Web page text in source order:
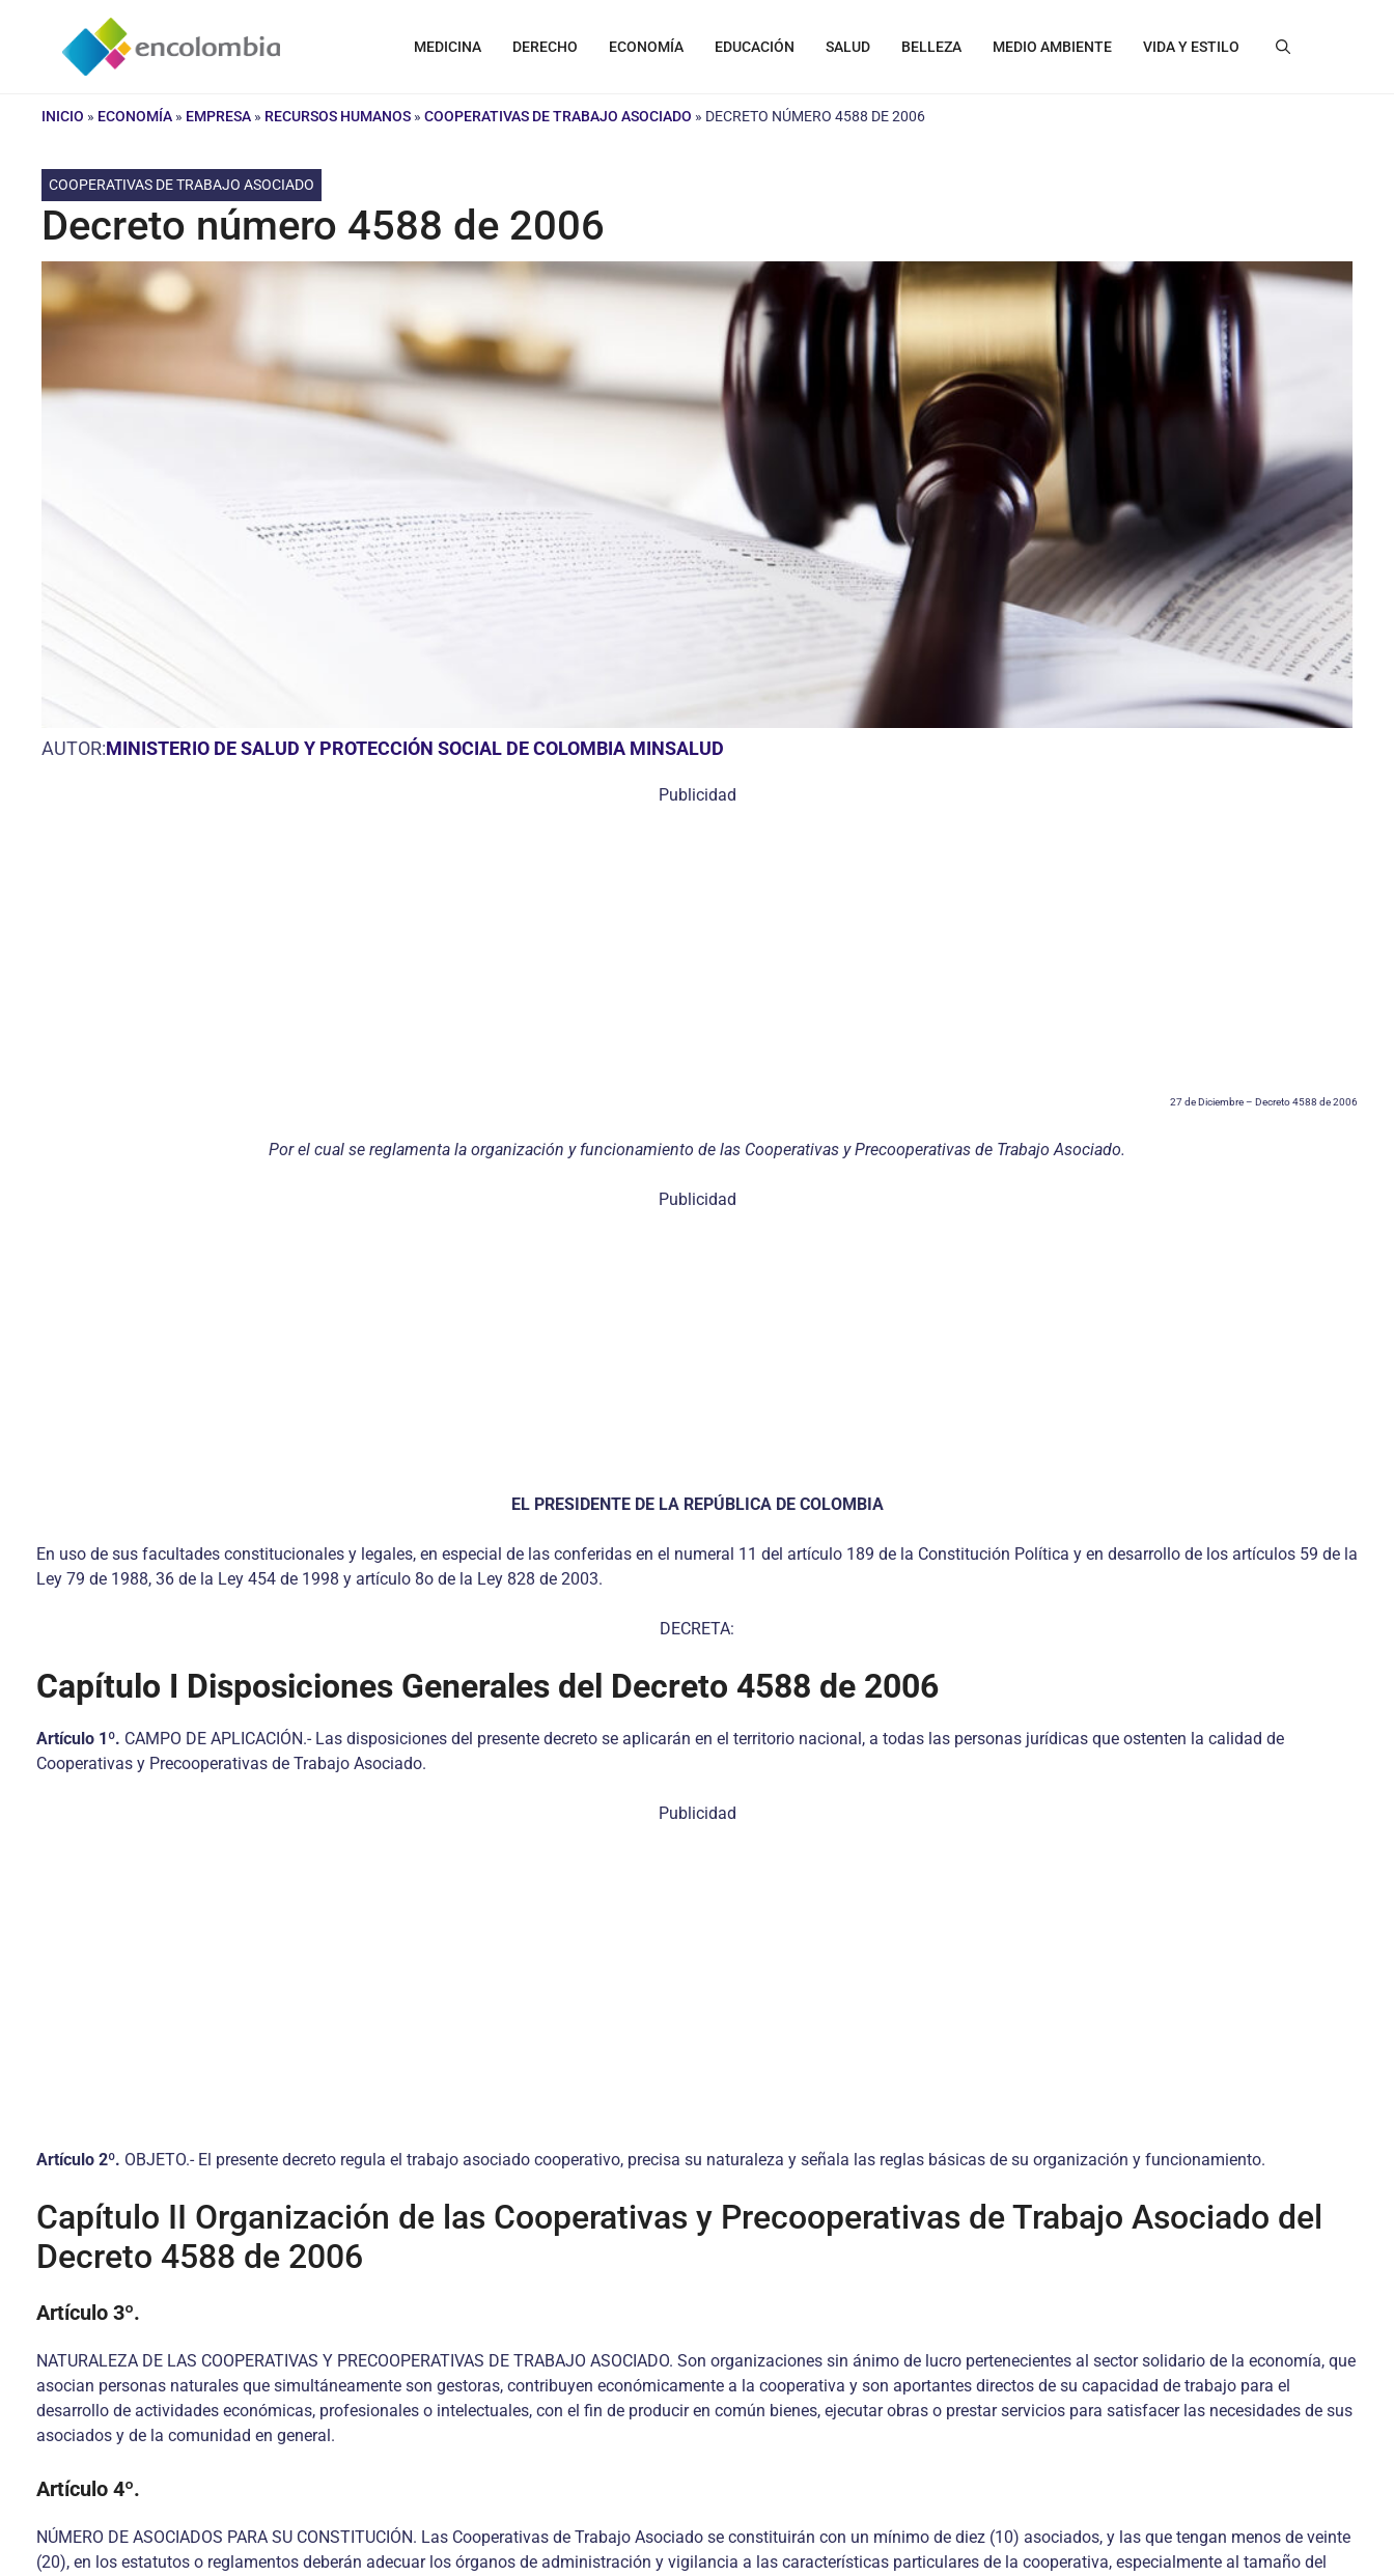
contenido
MEDICINA DERECHO ECONOMÍA EDUCACIÓN SALUD BELLEZA MEDIO AMBIENTE VIDA Y ESTILO
INICIO » ECONOMÍA » EMPRESA » RECURSOS HUMANOS » COOPERATIVAS DE TRABAJO ASOCIADO » DECRETO NÚMERO 4588 DE 2006
COOPERATIVAS DE TRABAJO ASOCIADO
Decreto número 4588 de 2006
AUTOR:MINISTERIO DE SALUD Y PROTECCIÓN SOCIAL DE COLOMBIA MINSALUD
Publicidad
27 de Diciembre – Decreto 4588 de 2006
Por el cual se reglamenta la organización y funcionamiento de las Cooperativas y Precooperativas de Trabajo Asociado.
Publicidad
EL PRESIDENTE DE LA REPÚBLICA DE COLOMBIA
En uso de sus facultades constitucionales y legales, en especial de las conferidas en el numeral 11 del artículo 189 de la Constitución Política y en desarrollo de los artículos 59 de la
Ley 79 de 1988, 36 de la Ley 454 de 1998 y artículo 8o de la Ley 828 de 2003.
DECRETA:
Capítulo I Disposiciones Generales del Decreto 4588 de 2006
Artículo 1º. CAMPO DE APLICACIÓN.- Las disposiciones del presente decreto se aplicarán en el territorio nacional, a todas las personas jurídicas que ostenten la calidad de
Cooperativas y Precooperativas de Trabajo Asociado.
Publicidad
Artículo 2º. OBJETO.- El presente decreto regula el trabajo asociado cooperativo, precisa su naturaleza y señala las reglas básicas de su organización y funcionamiento.
Capítulo II Organización de las Cooperativas y Precooperativas de Trabajo Asociado del
Decreto 4588 de 2006
Artículo 3º.
NATURALEZA DE LAS COOPERATIVAS Y PRECOOPERATIVAS DE TRABAJO ASOCIADO. Son organizaciones sin ánimo de lucro pertenecientes al sector solidario de la economía, que
asocian personas naturales que simultáneamente son gestoras, contribuyen económicamente a la cooperativa y son aportantes directos de su capacidad de trabajo para el
desarrollo de actividades económicas, profesionales o intelectuales, con el fin de producir en común bienes, ejecutar obras o prestar servicios para satisfacer las necesidades de sus
asociados y de la comunidad en general.
Artículo 4º.
NÚMERO DE ASOCIADOS PARA SU CONSTITUCIÓN. Las Cooperativas de Trabajo Asociado se constituirán con un mínimo de diez (10) asociados, y las que tengan menos de veinte
(20), en los estatutos o reglamentos deberán adecuar los órganos de administración y vigilancia a las características particulares de la cooperativa, especialmente al tamaño del